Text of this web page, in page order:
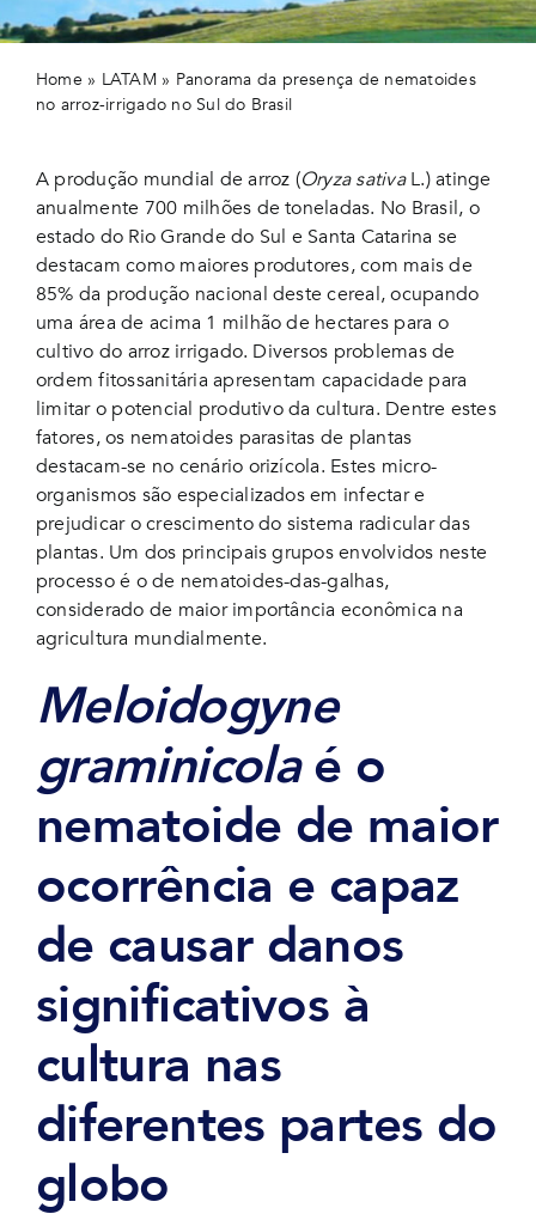
Home » LATAM» Panorama da presença de nematoides
no arroz-irrigado no Sul do Brasil
A produção mundial de arroz (Oryza sativaL.) atinge
anualmente 700 milhões de toneladas. No Brasil, o
estado do Rio Grande do Sul e Santa Catarina se
destacam como maiores produtores, com mais de
85% da produção nacional deste cereal, ocupando
uma área de acima 1 milhão de hectares para o
cultivo do arroz irrigado. Diversos problemas de
ordem fitossanitária apresentam capacidade para
limitar o potencial produtivo da cultura. Dentre estes
fatores, os nematoides parasitas de plantas
destacam-se no cenário orizícola. Estes micro-
organismos são especializados em infectar e
prejudicar o crescimento do sistema radicular das
plantas. Um dos principais grupos envolvidos neste
processo é o de nematoides-das-galhas,
considerado de maior importância econômica na
agricultura mundialmente.
Meloidogyne
graminicolaé o
nematoide de maior
ocorrência e capaz
de causar danos
significativos à
cultura nas
diferentes partes do
globo